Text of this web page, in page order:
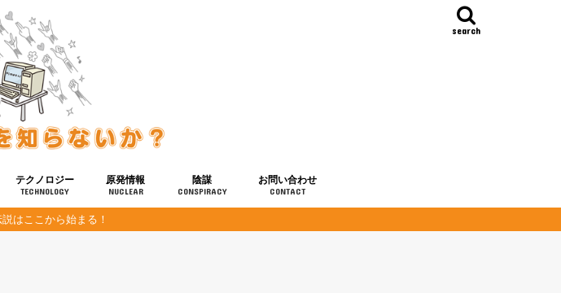
search
テクノロジー
TECHNOLOGY
健康
宇宙
原発情報
NUCLEAR
陰謀
CONSPIRACY
お問い合わせ
CONTACT
はここから始まる！